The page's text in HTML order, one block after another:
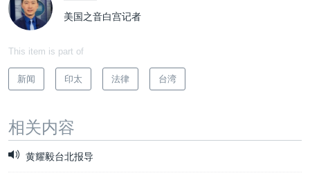
美国之音白宫记者
This item is part of
新闻 印太 法律 台湾
相关内容
黄耀毅台北报导